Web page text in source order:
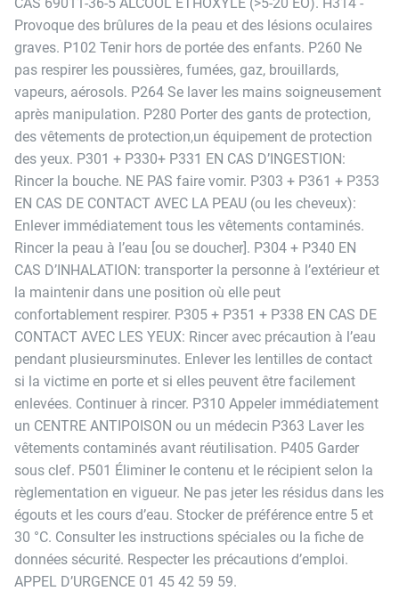
pour chaque utilisation, j’en tiens compte et les
résultats ont toujours été convaincants.
Provoque des brûlures de la peau et des lésions oculaires
graves. P102 Tenir hors de portée des enfants. P260 Ne
pas respirer les poussières, fumées, gaz, brouillards,
vapeurs, aérosols. P264 Se laver les mains soigneusement
après manipulation. P280 Porter des gants de protection,
des vêtements de protection,un équipement de protection
des yeux. P301 + P330+ P331 EN CAS D’INGESTION:
Rincer la bouche. NE PAS faire vomir. P303 + P361 + P353
EN CAS DE CONTACT AVEC LA PEAU (ou les cheveux):
Enlever immédiatement tous les vêtements contaminés.
Rincer la peau à l’eau [ou se doucher]. P304 + P340 EN
CAS D’INHALATION: transporter la personne à l’extérieur et
la maintenir dans une position où elle peut
confortablement respirer. P305 + P351 + P338 EN CAS DE
CONTACT AVEC LES YEUX: Rincer avec précaution à l’eau
pendant plusieursminutes. Enlever les lentilles de contact
si la victime en porte et si elles peuvent être facilement
enlevées. Continuer à rincer. P310 Appeler immédiatement
un CENTRE ANTIPOISON ou un médecin P363 Laver les
vêtements contaminés avant réutilisation. P405 Garder
sous clef. P501 Éliminer le contenu et le récipient selon la
règlementation en vigueur. Ne pas jeter les résidus dans les
égouts et les cours d’eau. Stocker de préférence entre 5 et
30 °C. Consulter les instructions spéciales ou la fiche de
données sécurité. Respecter les précautions d’emploi.
APPEL D’URGENCE 01 45 42 59 59.